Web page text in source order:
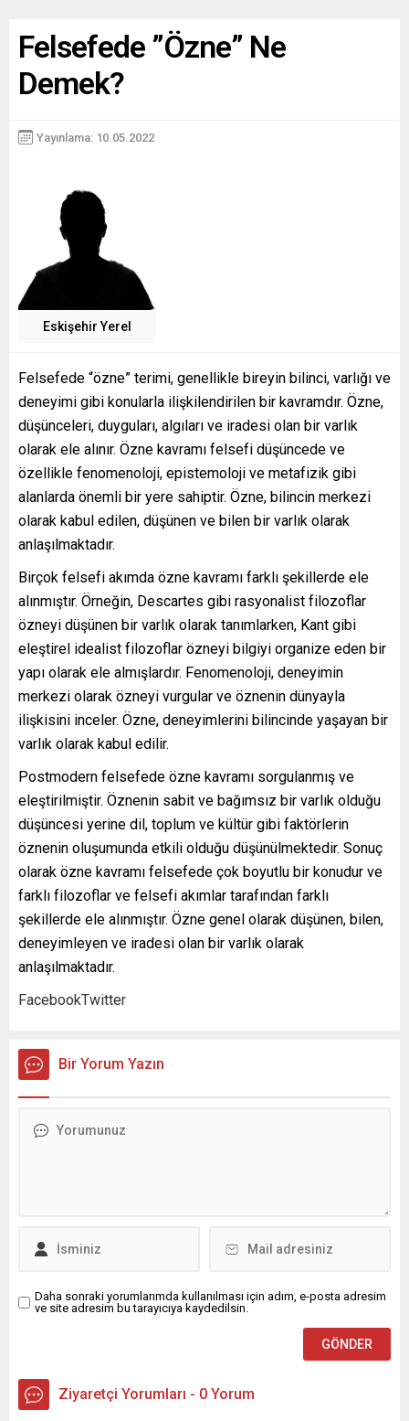
Felsefede ”Özne” Ne
Demek?
Yayınlama: 10.05.2022
Eskişehir Yerel
Felsefede “özne” terimi, genellikle bireyin bilinci, varlığı ve
deneyimi gibi konularla ilişkilendirilen bir kavramdır. Özne,
düşünceleri, duyguları, algıları ve iradesi olan bir varlık
olarak ele alınır. Özne kavramı felsefi düşüncede ve
özellikle fenomenoloji, epistemoloji ve metafizik gibi
alanlarda önemli bir yere sahiptir. Özne, bilincin merkezi
olarak kabul edilen, düşünen ve bilen bir varlık olarak
anlaşılmaktadır.
Birçok felsefi akımda özne kavramı farklı şekillerde ele
alınmıştır. Örneğin, Descartes gibi rasyonalist filozoflar
özneyi düşünen bir varlık olarak tanımlarken, Kant gibi
eleştirel idealist filozoflar özneyi bilgiyi organize eden bir
yapı olarak ele almışlardır. Fenomenoloji, deneyimin
merkezi olarak özneyi vurgular ve öznenin dünyayla
ilişkisini inceler. Özne, deneyimlerini bilincinde yaşayan bir
varlık olarak kabul edilir.
Postmodern felsefede özne kavramı sorgulanmış ve
eleştirilmiştir. Öznenin sabit ve bağımsız bir varlık olduğu
düşüncesi yerine dil, toplum ve kültür gibi faktörlerin
öznenin oluşumunda etkili olduğu düşünülmektedir. Sonuç
olarak özne kavramı felsefede çok boyutlu bir konudur ve
farklı filozoflar ve felsefi akımlar tarafından farklı
şekillerde ele alınmıştır. Özne genel olarak düşünen, bilen,
deneyimleyen ve iradesi olan bir varlık olarak
anlaşılmaktadır.
FacebookTwitter
Bir Yorum Yazın
Daha sonraki yorumlarımda kullanılması için adım, e-posta adresim
ve site adresim bu tarayıcıya kaydedilsin.
Ziyaretçi Yorumları - 0 Yorum